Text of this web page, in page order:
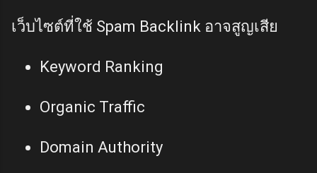
เว็บไซต์ที่ใช้ Spam Backlink อาจสูญเสีย
Keyword Ranking
Organic Traffic
Domain Authority